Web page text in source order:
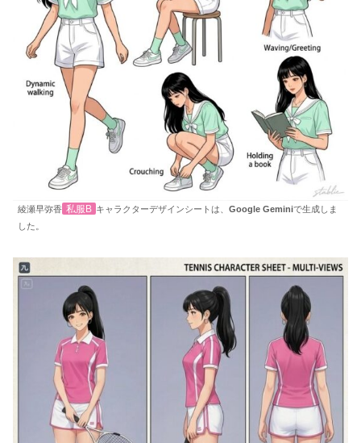
綾瀬早弥香 私服B キャラクターデザインシートは、 Google Geminiで生成しま
した。